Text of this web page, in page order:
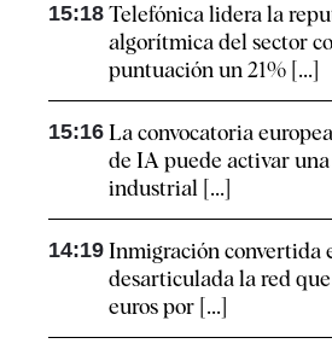
15:18 Telefónica lidera la
algorítmica del sector
puntuación un 21% [...]
15:16 La convocatoria
de IA puede activar
industrial [...]
14:19 Inmigración convertida
desarticulada la red
euros por [...]